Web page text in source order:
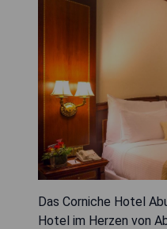
Das Corniche Hotel
Hotel im Herzen von